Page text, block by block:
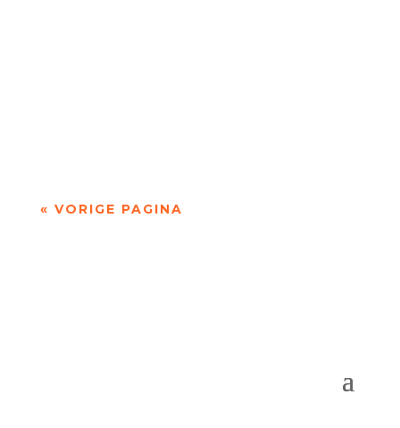
« VORIGE PAGINA